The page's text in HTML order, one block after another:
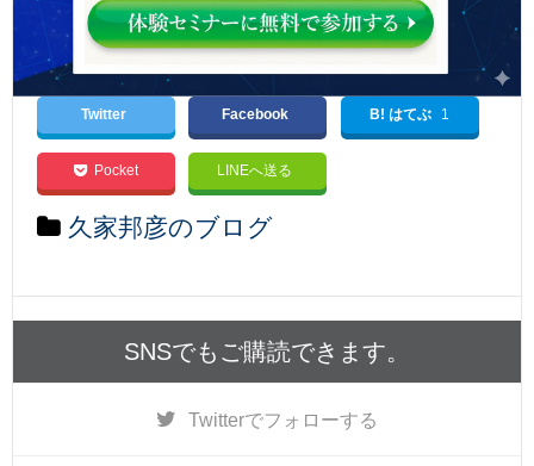
Twitter Facebook B! はてぶ 1
Pocket LINEへ送る
久家邦彦のブログ
SNSでもご購読できます。
Twitterでフォローする